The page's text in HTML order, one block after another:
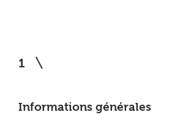
1
Informations générales